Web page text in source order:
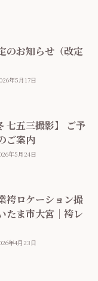
のお知らせ（改定
年5月17日
七五三撮影】 ご予
ご案内
年5月24日
袴ロケーション撮
たま市大宮｜袴レ
年4月23日